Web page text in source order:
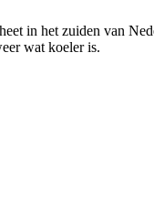
in het zuiden van
wat koeler is.